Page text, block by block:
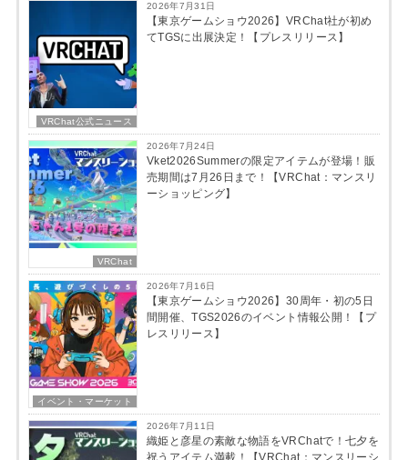
VRChat公式ニュース
2026年7月31日
【東京ゲームショウ2026】VRChat社が初め
てTGSに出展決定！【プレスリリース】
VRChat
2026年7月24日
Vket2026Summerの限定アイテムが登場！販
売期間は7月26日まで！【VRChat：マンスリ
ーショッピング】
イベント・マーケット
2026年7月16日
【東京ゲームショウ2026】30周年・初の5日
間開催、TGS2026のイベント情報公開！【プ
レスリリース】
2026年7月11日
織姫と彦星の素敵な物語をVRChatで！七夕を
祝うアイテム満載！【VRChat：マンスリーシ